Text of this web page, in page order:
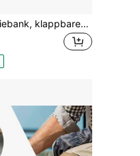
2-in-1 Gartenkniebank, klappbarer Kniehocker/Bank mit dicker EVA-Schaumstoffpolsterung, abnehmbarer Werkzeugtasche aus Oxford-Gewebe, robustem Stahlrohrrahmen für Gartenarbeiten, Tragkraft bis zu 150 kg, Armeegrün